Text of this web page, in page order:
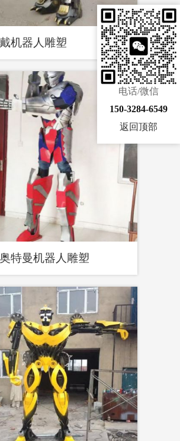
机器人雕塑
特曼机器人雕塑
电话/微信
150-3284-6549
返回顶部